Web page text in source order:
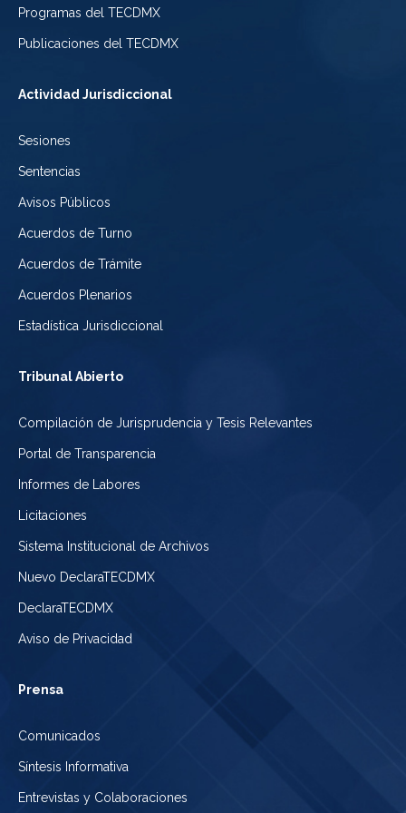
Programas del TECDMX
Publicaciones del TECDMX
Actividad Jurisdiccional
Sesiones
Sentencias
Avisos Públicos
Acuerdos de Turno
Acuerdos de Trámite
Acuerdos Plenarios
Estadística Jurisdiccional
Tribunal Abierto
Compilación de Jurisprudencia y Tesis Relevantes
Portal de Transparencia
Informes de Labores
Licitaciones
Sistema Institucional de Archivos
Nuevo DeclaraTECDMX
DeclaraTECDMX
Aviso de Privacidad
Prensa
Comunicados
Síntesis Informativa
Entrevistas y Colaboraciones